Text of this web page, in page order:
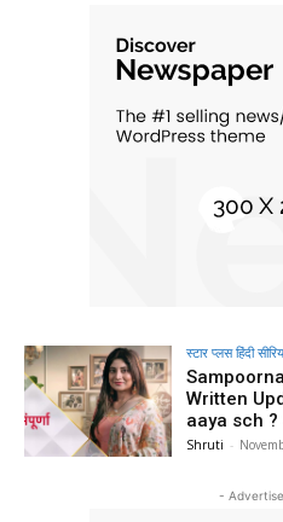
स्टार प्लस हिंदी
Written
aaya sch
Shruti -
-